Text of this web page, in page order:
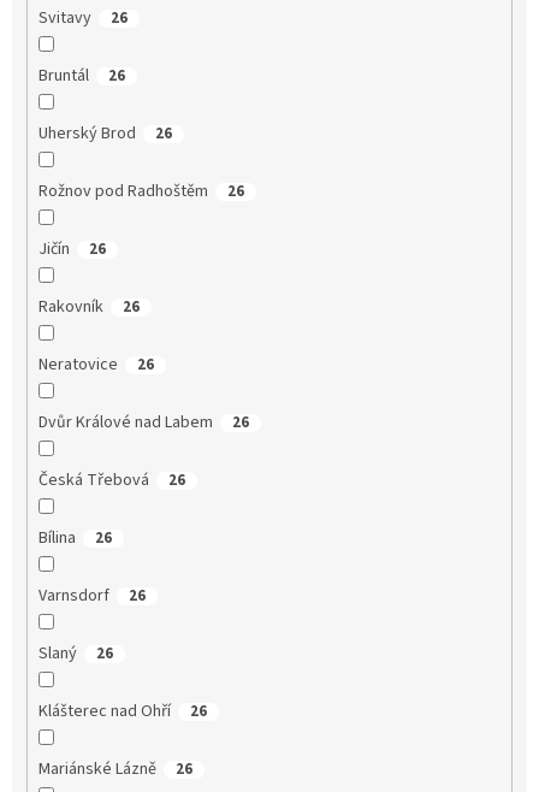
Svitavy 26
Bruntál 26
Uherský Brod 26
Rožnov pod Radhoštěm 26
Jičín 26
Rakovník 26
Neratovice 26
Dvůr Králové nad Labem 26
Česká Třebová 26
Bílina 26
Varnsdorf 26
Slaný 26
Klášterec nad Ohří 26
Mariánské Lázně 26